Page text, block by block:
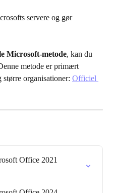
servere og gør
Microsoft-metode, kan du
metode er primært
organisationer: Officiel
Office 2021